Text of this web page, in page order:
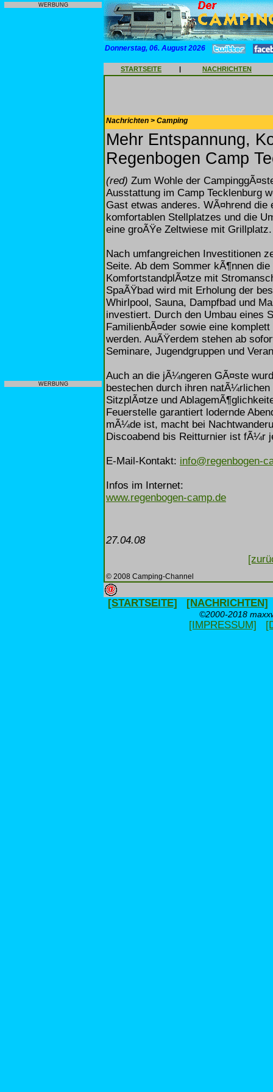
WERBUNG
WERBUNG
Donnerstag, 06. August 2026
STARTSEITE | NACHRICHTEN
Nachrichten > Camping
Mehr Entspannung,
Regenbogen Camp
(red) Zum Wohle der
Ausstattung im Camp Tecklenburg
Gast etwas anderes. WÃ¤hrend
komfortablen Stellplatzes und die
eine groÃŸe Zeltwiese mit Grillplatz.
Nach umfangreichen Investitionen
Seite. Ab dem Sommer kÃ¶nnen
KomfortstandplÃ¤tze mit
SpaÃŸbad wird mit Erholung der
Whirlpool, Sauna, Dampfbad und
investiert. Durch den Umbau eines
FamilienbÃ¤der sowie eine
werden. AuÃŸerdem stehen ab
Seminare, Jugendgruppen und
Auch an die jÃ¼ngeren GÃ¤ste
bestechen durch ihren
SitzplÃ¤tze und
Feuerstelle garantiert lodernde
mÃ¼de ist, macht bei
Discoabend bis Reitturnier ist fÃ¼r
E-Mail-Kontakt: info@regenbogen-
Infos im Internet:
www.regenbogen-camp.de
27.04.08
© 2008 Camping-Channel
[STARTSEITE] [NACHRICHTEN]
©2000-2018
[IMPRESSUM]